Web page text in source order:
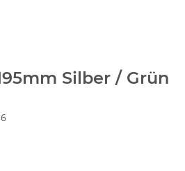
Silber / Grün